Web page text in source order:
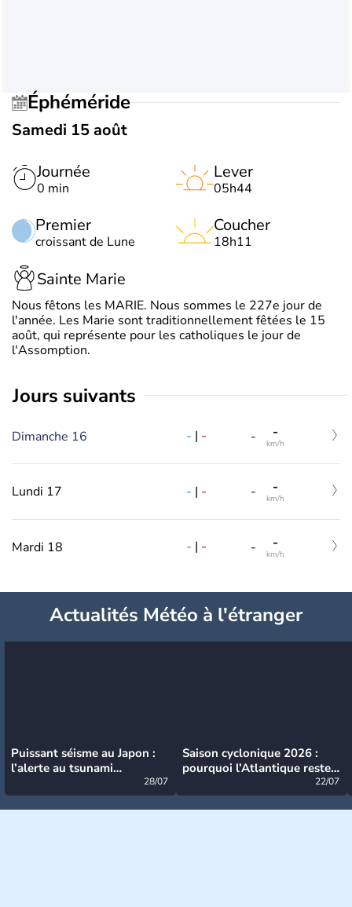
Éphéméride
Samedi 15 août
Journée
0 min
Premier
croissant de Lune
Lever
05h44
Coucher
18h11
Sainte Marie
Nous fêtons les MARIE. Nous sommes le 227e jour de
l'année. Les Marie sont traditionnellement fêtées le 15
août, qui représente pour les catholiques le jour de
l'Assomption.
jours suivants
Dimanche 16 - | - - -
km/h
Lundi 17 - | - - -
km/h
Mardi 18 - | - - -
km/h
Actualités Météo à l'étranger
Puissant séisme au Japon :
l’alerte au tsunami
28/07
Saison cyclonique 2026 :
pourquoi l’Atlantique reste
22/07